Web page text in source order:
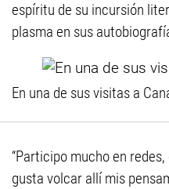
espíritu de su incursión
plasma en sus
En una de sus visitas a
“Participo mucho en
gusta volcar allí mis